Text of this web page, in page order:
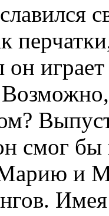
он
смог бы
и